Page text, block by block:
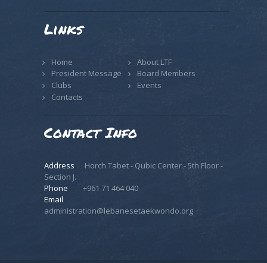
Links
Home
About LTF
President Message
Board Members
Clubs
Events
Contacts
Contact Info
Address
Horch Tabet - Qubic Center - 5th Floor -
Section J،
Phone
+961 71 464 040
Email
administration@lebanesetaekwondo.org